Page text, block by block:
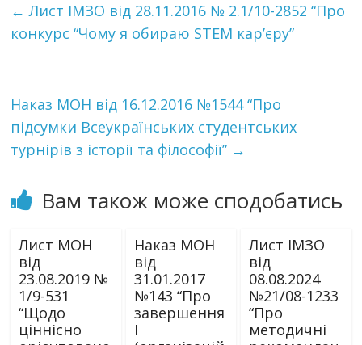
← Лист ІМЗО від 28.11.2016 № 2.1/10-2852 “Про
конкурс “Чому я обираю STEM кар’єру”
Наказ МОН від 16.12.2016 №1544 “Про
підсумки Всеукраїнських студентських
турнірів з історії та філософії” →
Вам також може сподобатись
Лист МОН
від
23.08.2019 №
1/9-531
“Щодо
ціннісно
Наказ МОН
від
31.01.2017
№143 “Про
завершення
І
Лист ІМЗО
від
08.08.2024
№21/08-1233
“Про
методичні